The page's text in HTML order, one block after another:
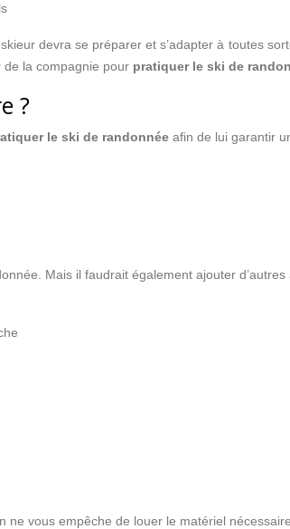
devra se préparer et s’adapter à toutes
de la compagnie pour pratiquer le ski de
?
le ski de randonnée afin de lui garantir
Mais il faudrait également ajouter d’autres
ne vous empêche de louer le matériel